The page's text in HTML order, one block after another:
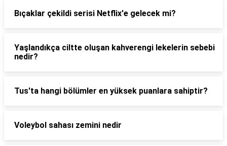
Bıçaklar çekildi serisi Netflix'e gelecek mi?
Yaşlandıkça ciltte oluşan kahverengi lekelerin sebebi
nedir?
Tus'ta hangi bölümler en yüksek puanlara sahiptir?
Voleybol sahası zemini nedir